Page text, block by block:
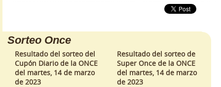
Sorteo Once
Resultado del sorteo del
Cupón Diario de la ONCE
del martes, 14 de marzo
de 2023
Resultado del sorteo de
Super Once de la ONCE
del martes, 14 de marzo
de 2023